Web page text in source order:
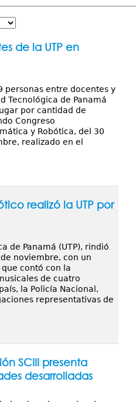
de la UTP en
personas entre docentes y
Tecnológica de Panamá
por cantidad de
Congreso
y Robótica, del 30
realizado en el
realizó la UTP por
de Panamá (UTP), rindió
noviembre, con un
contó con la
de cuatro
la Policía Nacional,
representativas de
SCIII presenta
desarrolladas